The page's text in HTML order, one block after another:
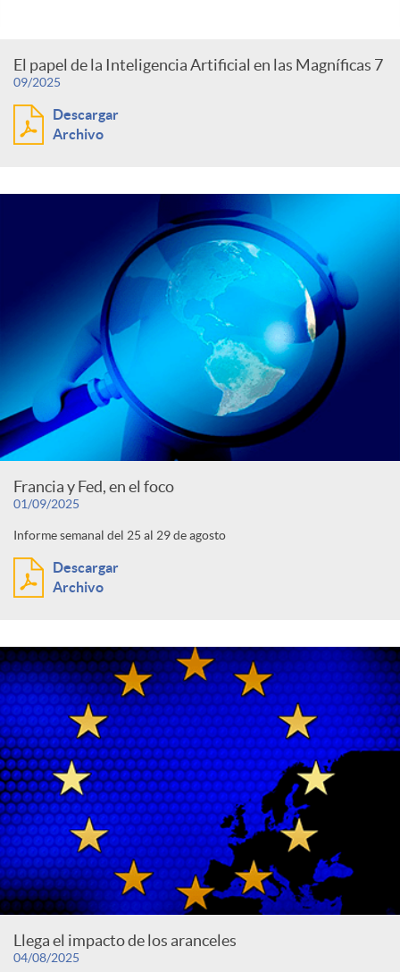
El papel de la Inteligencia Artificial en las Magníficas 7
09/2025
Descargar
Archivo
Francia y Fed, en el foco
01/09/2025
Informe semanal del 25 al 29 de agosto
Descargar
Archivo
Llega el impacto de los aranceles
04/08/2025